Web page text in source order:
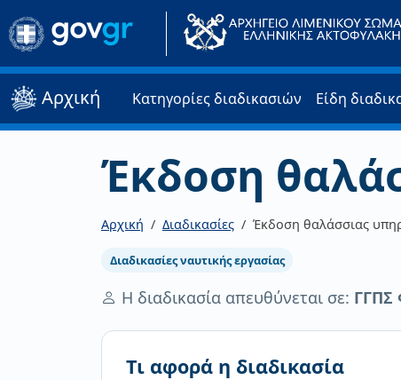
Αρχική Κατηγορίες διαδικασιών Είδη
Έκδοση
Αρχική Διαδικασίες Έκδοση θαλάσσιας
Διαδικασίες ναυτικής εργασίας
Η διαδικασία απευθύνεται σε: ΓΓΠΣ
Τι αφορά η διαδικασία